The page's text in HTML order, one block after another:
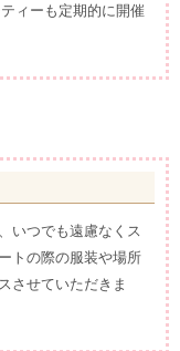
ィーも定期的に開催
いつでも遠慮なくス
トの際の服装や場所
させていただきま